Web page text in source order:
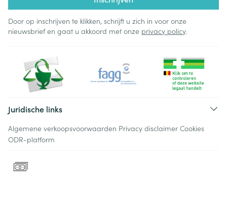
Door op inschrijven te klikken, schrijft u zich in voor onze
nieuwsbrief en gaat u akkoord met onze privacy policy.
Juridische links
Algemene verkoopsvoorwaarden Privacy disclaimer Cookies
ODR-platform